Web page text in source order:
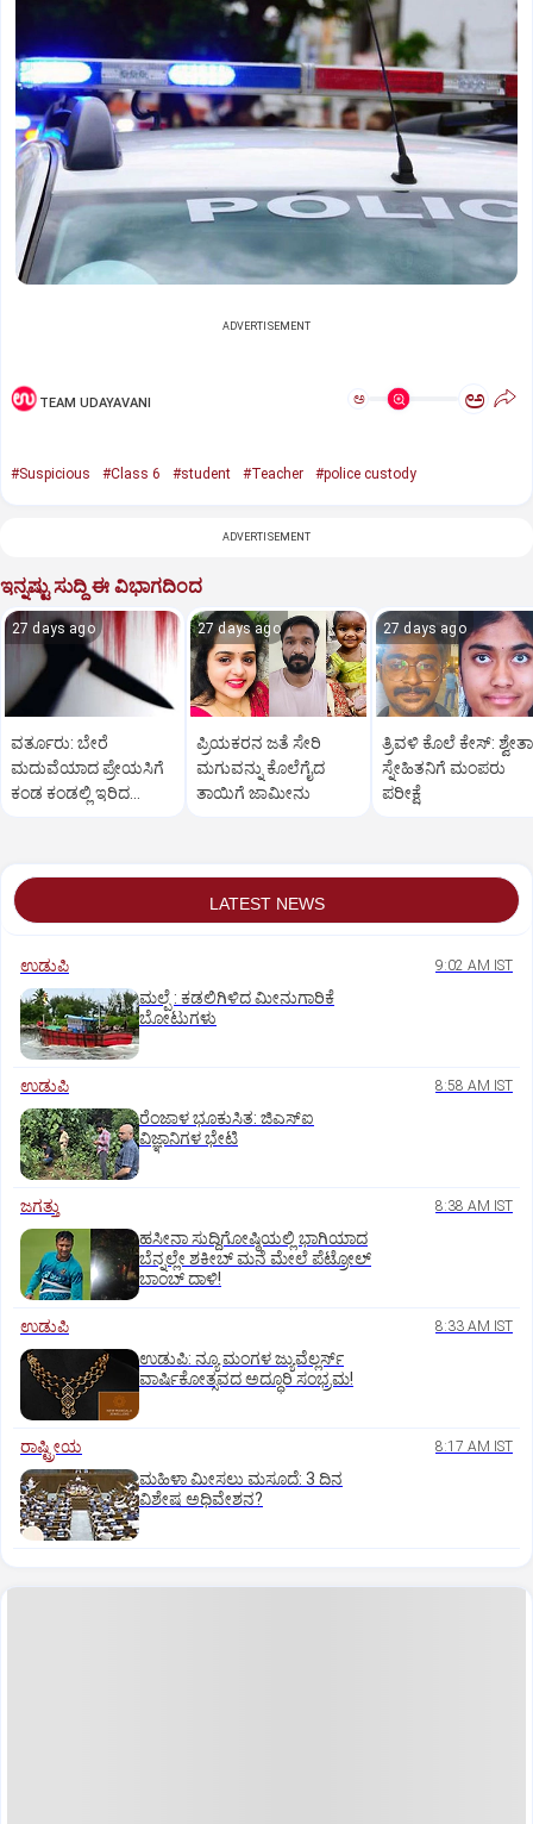
ADVERTISEMENT
TEAM UDAYAVANI ಅ ಅ
#Suspicious #Class 6 #student #Teacher #police custody
ADVERTISEMENT
ಇನ್ನಷ್ಟು ಸುದ್ದಿ ಈ ವಿಭಾಗದಿಂದ
27 days ago
ವರ್ತೂರು: ಬೇರೆ
ಮದುವೆಯಾದ ಪ್ರೇಯಸಿಗೆ
ಕಂಡ ಕಂಡಲ್ಲಿ ಇರಿದ
27 days ago
ಪ್ರಿಯಕರನ ಜತೆ ಸೇರಿ
ಮಗುವನ್ನು ಕೊಲೆಗೈದ
ತಾಯಿಗೆ ಜಾಮೀನು
27 days ago
ತ್ರಿವಳಿ ಕೊಲೆ ಕೇಸ್‌:
ಸ್ನೇಹಿತನಿಗೆ ಮಂಪರು
ಪರೀಕ್ಷೆ
LATEST NEWS
ಉಡುಪಿ 9:02 AM IST
ಮಲ್ಪೆ : ಕಡಲಿಗಿಳಿದ ಮೀನುಗಾರಿಕೆ
ಬೋಟುಗಳು
ಉಡುಪಿ 8:58 AM IST
ರೆಂಜಾಳ ಭೂಕುಸಿತ: ಜಿಎಸ್‌ಐ
ವಿಜ್ಞಾನಿಗಳ ಭೇಟಿ
ಜಗತ್ತು 8:38 AM IST
ಹಸೀನಾ ಸುದ್ದಿಗೋಷ್ಠಿಯಲ್ಲಿ ಭಾಗಿಯಾದ
ಬೆನ್ನಲ್ಲೇ ಶಕೀಬ್ ಮನೆ ಮೇಲೆ ಪೆಟ್ರೋಲ್
ಬಾಂಬ್ ದಾಳಿ!
ಉಡುಪಿ 8:33 AM IST
ಉಡುಪಿ: ನ್ಯೂ ಮಂಗಳ ಜ್ಯುವೆಲ್ಲರ್ಸ್
ವಾರ್ಷಿಕೋತ್ಸವದ ಅದ್ಧೂರಿ ಸಂಭ್ರಮ!
ರಾಷ್ಟ್ರೀಯ 8:17 AM IST
ಮಹಿಳಾ ಮೀಸಲು ಮಸೂದೆ: 3 ದಿನ
ವಿಶೇಷ ಅಧಿವೇಶನ?